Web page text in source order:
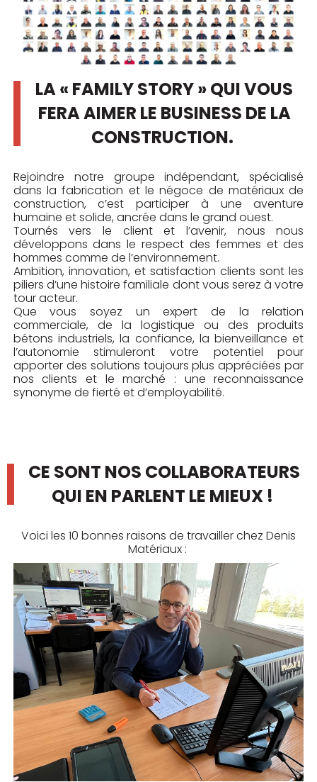
LA « FAMILY STORY » QUI VOUS
FERA AIMER LE BUSINESS DE LA
CONSTRUCTION.
Rejoindre notre groupe indépendant, spécialisé
dans la fabrication et le négoce de matériaux de
construction, c’est participer à une aventure
humaine et solide, ancrée dans le grand ouest.
Tournés vers le client et l’avenir, nous nous
développons dans le respect des femmes et des
hommes comme de l’environnement.
Ambition, innovation, et satisfaction clients sont les
piliers d’une histoire familiale dont vous serez à votre
tour acteur.
Que vous soyez un expert de la relation
commerciale, de la logistique ou des produits
bétons industriels, la confiance, la bienveillance et
l’autonomie stimuleront votre potentiel pour
apporter des solutions toujours plus appréciées par
nos clients et le marché : une reconnaissance
synonyme de fierté et d’employabilité.
CE SONT NOS COLLABORATEURS
QUI EN PARLENT LE MIEUX !
Voici les 10 bonnes raisons de travailler chez Denis
Matériaux :